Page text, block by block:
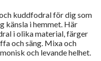
kuddfodral för dig som
känsla i hemmet. Här
i olika material, färger
och säng. Mixa och
och levande helhet.